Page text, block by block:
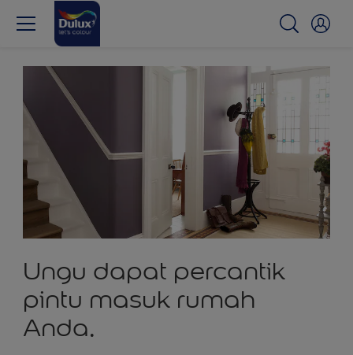
Ungu dapat percantik
pintu masuk rumah
Anda.